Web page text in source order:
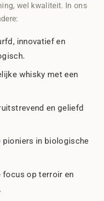
wel kwaliteit. In ons
innovatief en
whisky met een
en geliefd
pioniers in biologische
focus op terroir en